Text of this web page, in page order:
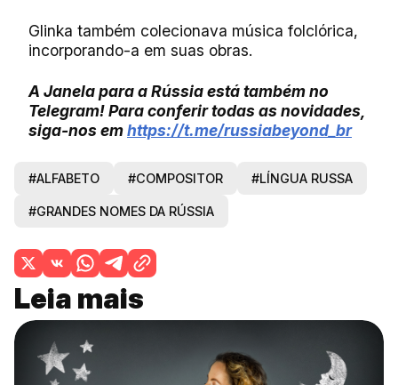
Glinka também colecionava música folclórica,
incorporando-a em suas obras.
A Janela para a Rússia está também no
Telegram! Para conferir todas as novidades,
siga-nos emhttps://t.me/russiabeyond_br
#ALFABETO #COMPOSITOR #LÍNGUA RUSSA
#GRANDES NOMES DA RÚSSIA
Leia mais